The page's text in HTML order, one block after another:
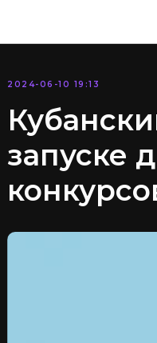
2024-06-10 19:13
запуске